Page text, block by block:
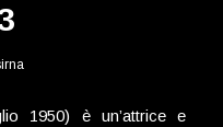
1950) è un’attrice e